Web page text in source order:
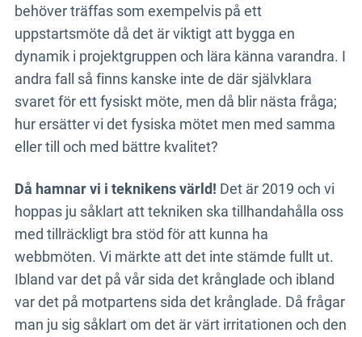
behöver träffas som exempelvis på ett
uppstartsmöte då det är viktigt att bygga en
dynamik i projektgruppen och lära känna varandra. I
andra fall så finns kanske inte de där självklara
svaret för ett fysiskt möte, men då blir nästa fråga;
hur ersätter vi det fysiska mötet men med samma
eller till och med bättre kvalitet?
Då hamnar vi i teknikens värld! Det är 2019 och vi
hoppas ju såklart att tekniken ska tillhandahålla oss
med tillräckligt bra stöd för att kunna ha
webbmöten. Vi märkte att det inte stämde fullt ut.
Ibland var det på vår sida det krånglade och ibland
var det på motpartens sida det krånglade. Då frågar
man ju sig såklart om det är värt irritationen och den